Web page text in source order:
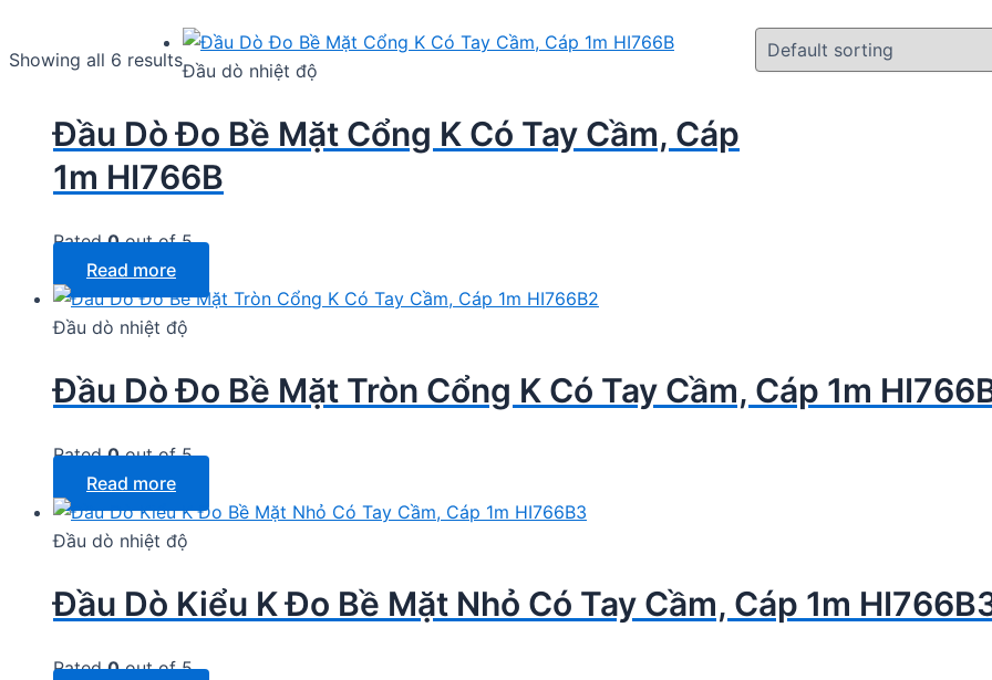
Showing all 6 resultsĐầu dò nhiệt độ
Đầu Dò Đo Bề Mặt Cổng K Có Tay Cầm, Cáp
1m HI766B
Rated0out of 5
Read more
Đầu dò nhiệt độ
Đầu Dò Đo Bề Mặt Tròn Cổng K Có Tay Cầm, Cáp 1m
Rated0out of 5
Read more
Đầu dò nhiệt độ
Đầu Dò Kiểu K Đo Bề Mặt Nhỏ Có Tay Cầm, Cáp 1m
Rated0out of 5